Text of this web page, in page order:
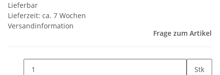
Lieferbar
Lieferzeit: ca. 7 Wochen
Versandinformation
Frage zum Artikel
Stk